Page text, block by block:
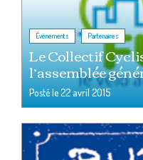
Événements , Partenaires
Le Collectif
l’assemblée
Posté le22 avril 2015